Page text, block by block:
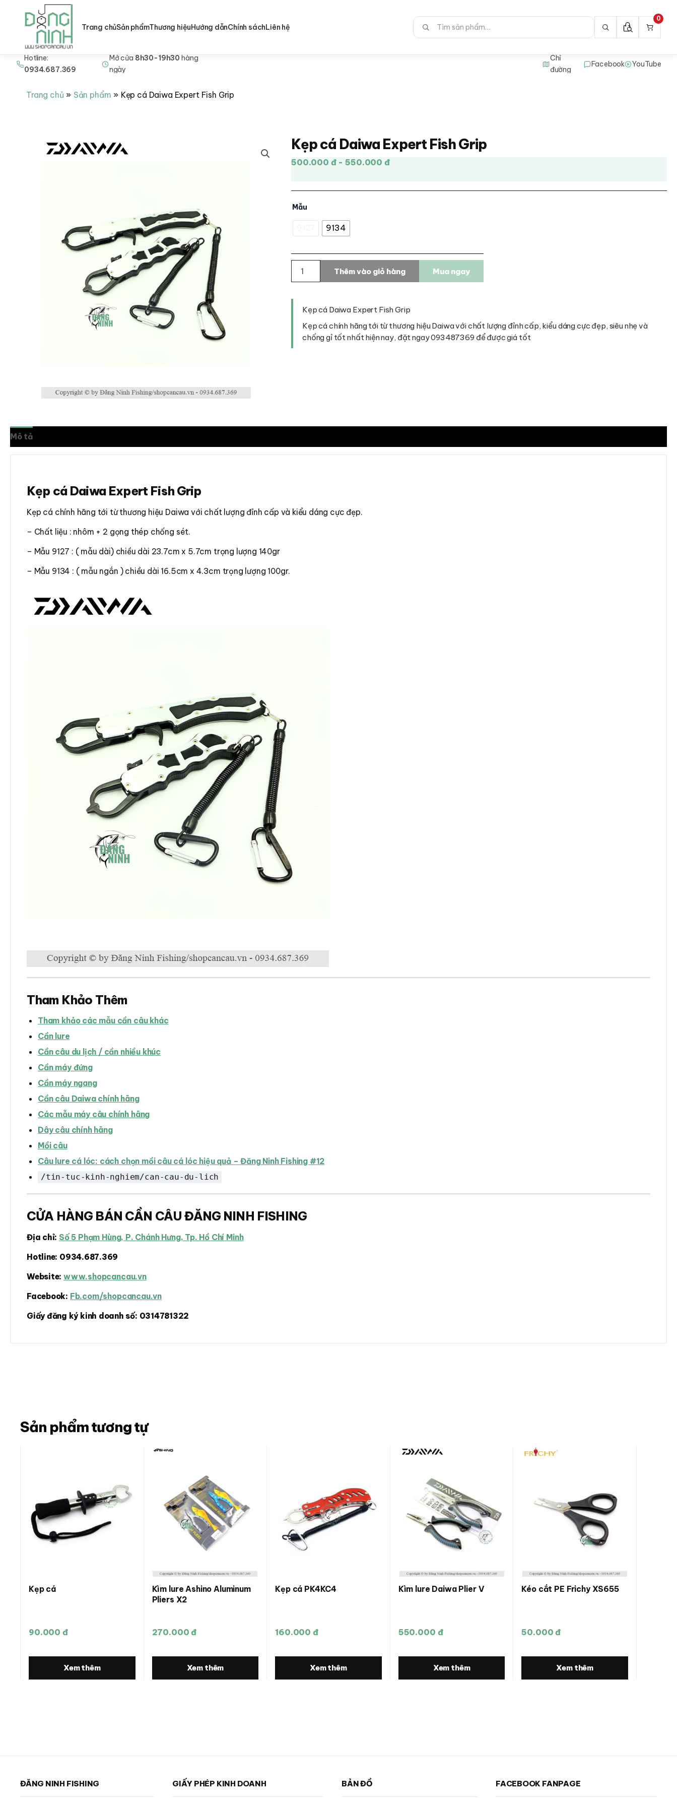
Nhảy Hotline:
0934.687.369
Mở cửa8h30-19h30hàng
ngày
Chỉ
đường
Facebook YouTube
Trang chủSản phẩmThương hiệuHướng dẫnChính sáchLiên hệ
Tìm
kiếm:
0
Trang chủ Sản phẩm Kẹp cá Daiwa Expert Fish Grip
Kẹp cá Daiwa Expert Fish Grip
500.000 đ - 550.000 đ
Mẫu
9134
Daiwa
Fish
Grip
lượng
Thêm vào giỏ hàng Mua ngay
Kẹp cá Daiwa Expert Fish Grip
Kẹp cá chính hãng tới từ thương hiệu Daiwa với chất lượng đỉnh cấp, kiểu dáng cực đẹp, siêu nhẹ và
chống gỉ tốt nhất hiện nay, đặt ngay 093487369 để được giá tốt
Mô tả
Kẹp cá Daiwa Expert Fish Grip
Kẹp cá chính hãng tới từ thương hiệu Daiwa với chất lượng đỉnh cấp và kiểu dáng cực đẹp.
– Chất liệu : nhôm + 2 gọng thép chống sét.
– Mẫu 9127 : ( mẫu dài) chiều dài 23.7cm x 5.7cm trọng lượng 140gr
– Mẫu 9134 : ( mẫu ngắn ) chiều dài 16.5cm x 4.3cm trọng lượng 100gr.
Tham Khảo Thêm
Tham khảo các mẫu cần câu khác
Cần lure
Cần câu du lịch / cần nhiều khúc
Cần máy đứng
Cần máy ngang
Cần câu Daiwa chính hãng
Các mẫu máy câu chính hãng
Dây câu chính hãng
Mồi câu
Câu lure cá lóc: cách chọn mồi câu cá lóc hiệu quả – Đăng Ninh Fishing #12
/tin-tuc-kinh-nghiem/can-cau-du-lich
CỬA HÀNG BÁN CẦN CÂU ĐĂNG NINH FISHING
Địa chỉ: Số 5 Phạm Hùng, P. Chánh Hưng, Tp. Hồ Chí Minh
Hotline: 0934.687.369
Website: www.shopcancau.vn
Facebook: Fb.com/shopcancau.vn
Giấy đăng ký kinh doanh số: 0314781322
Sản phẩm tương tự
Kẹp cá
90.000 đ
Xem thêm
Kìm lure Ashino Aluminum
Pliers X2
270.000 đ
Xem thêm
Kẹp cá PK4KC4
160.000 đ
Xem thêm
Kìm lure Daiwa Plier V
550.000 đ
Xem thêm
Kéo cắt PE Frichy XS655
50.000 đ
Xem thêm
ĐĂNG NINH FISHING GIẤY PHÉP KINH DOANH BẢN ĐỒ FACEBOOK FANPAGE